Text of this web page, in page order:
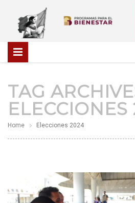
TAG
Home Elecciones 2024